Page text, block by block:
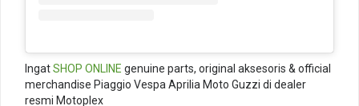
IngatSHOP ONLINE genuine parts, original aksesoris & official
merchandise Piaggio Vespa Aprilia Moto Guzzi di dealer
resmi Motoplex